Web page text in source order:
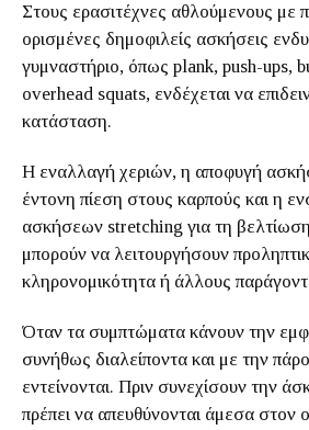
Στους ερασιτέχνες αθλούμενους με
ορισμένες δημοφιλείς ασκήσεις
γυμναστήριο, όπως plank, push-ups,
overhead squats, ενδέχεται να
κατάσταση.
Η εναλλαγή χεριών, η αποφυγή
έντονη πίεση στους καρπούς και η
ασκήσεων stretching για τη βελτίωση
μπορούν να λειτουργήσουν
κληρονομικότητα ή άλλους
Όταν τα συμπτώματα κάνουν την
συνήθως διαλείποντα και με την
εντείνονται. Πριν συνεχίσουν την
πρέπει να απευθύνονται άμεσα στον